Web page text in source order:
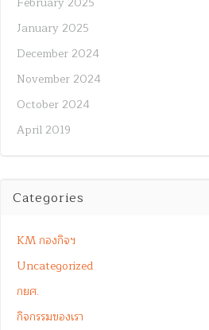
January 2025
December 2024
November 2024
October 2024
April 2019
Categories
KM กองกิจฯ
Uncategorized
กยศ.
กิจกรรมของเรา